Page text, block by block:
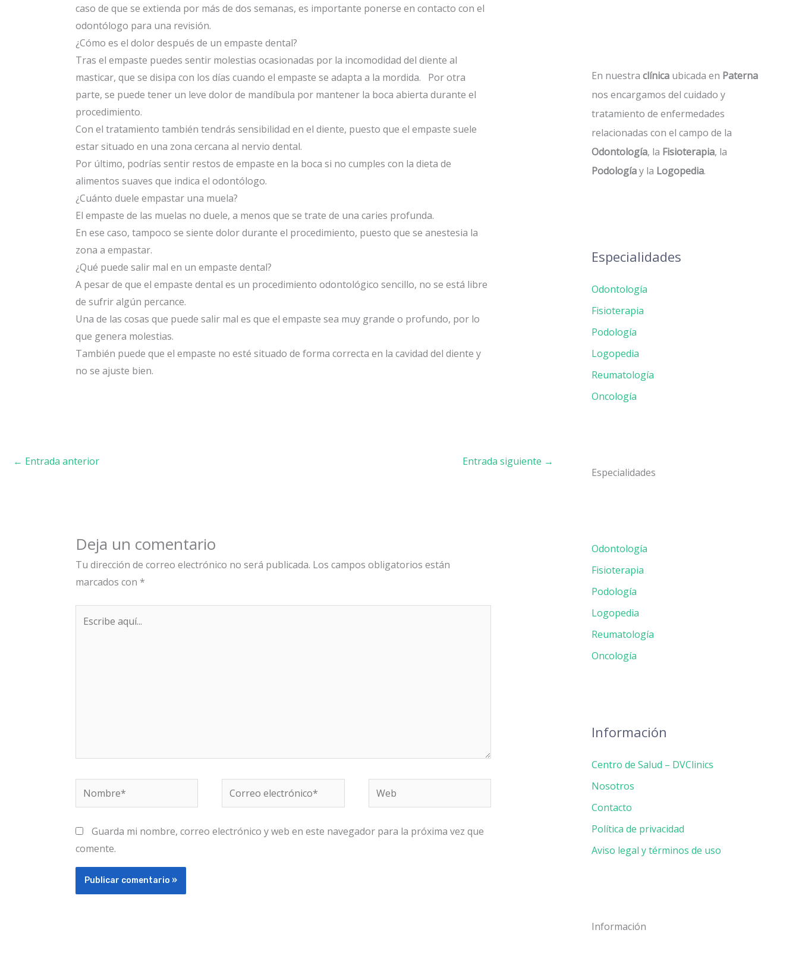
caso de que se extienda por más de dos semanas, es importante ponerse en contacto con el
odontólogo para una revisión.
¿Cómo es el dolor después de un empaste dental?
Tras el empaste puedes sentir molestias ocasionadas por la incomodidad del diente al
masticar, que se disipa con los días cuando el empaste se adapta a la mordida. Por otra
parte, se puede tener un leve dolor de mandíbula por mantener la boca abierta durante el
procedimiento.
Con el tratamiento también tendrás sensibilidad en el diente, puesto que el empaste suele
estar situado en una zona cercana al nervio dental.
Por último, podrías sentir restos de empaste en la boca si no cumples con la dieta de
alimentos suaves que indica el odontólogo.
¿Cuánto duele empastar una muela?
El empaste de las muelas no duele, a menos que se trate de una caries profunda.
En ese caso, tampoco se siente dolor durante el procedimiento, puesto que se anestesia la
zona a empastar.
¿Qué puede salir mal en un empaste dental?
A pesar de que el empaste dental es un procedimiento odontológico sencillo, no se está libre
de sufrir algún percance.
Una de las cosas que puede salir mal es que el empaste sea muy grande o profundo, por lo
que genera molestias.
También puede que el empaste no esté situado de forma correcta en la cavidad del diente y
no se ajuste bien.
← Entrada anterior Entrada siguiente →
Deja un comentario
Tu dirección de correo electrónico no será publicada. Los campos obligatorios están
marcados con *
Nombre*
Correo
electrónico*
Web
Guarda mi nombre, correo electrónico y web en este navegador para la próxima vez que
comente.
En nuestra clínicaubicada en Paterna
nos encargamos del cuidado y
tratamiento de enfermedades
relacionadas con el campo de la
Odontología, la Fisioterapia, la
Podologíay la Logopedia.
Especialidades
Odontología
Fisioterapia
Podología
Logopedia
Reumatología
Oncología
Especialidades
Odontología
Fisioterapia
Podología
Logopedia
Reumatología
Oncología
Información
Centro de Salud – DVClinics
Nosotros
Contacto
Política de privacidad
Aviso legal y términos de uso
Información